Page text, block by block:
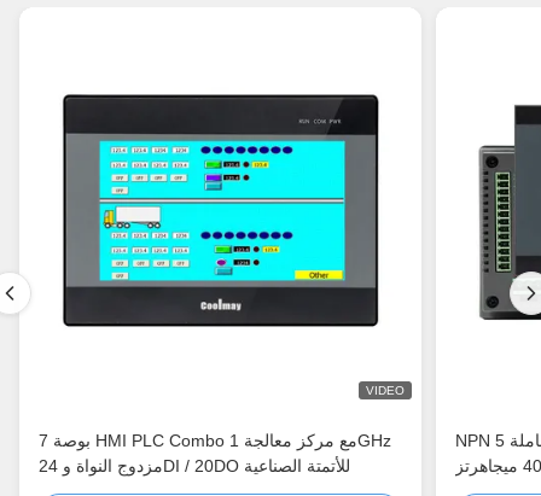
VIDEO
7 بوصة HMI PLC Combo مع مركز معالجة 1GHz
مزدوج النواة و 24DI / 20DO للأتمتة الصناعية
NPN 5 بوصة تعمل باللمس الخاملة PLC كومبو 32